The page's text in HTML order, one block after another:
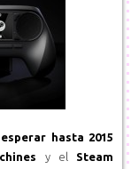
hasta 2015
y el Steam